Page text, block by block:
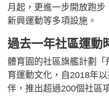
月起，更進一步開放跑
新興運動等多項設施。
過去一年社區運動
體育園的社區旗艦計劃
育運動文化，自2018年
伴，推出超過200個社區